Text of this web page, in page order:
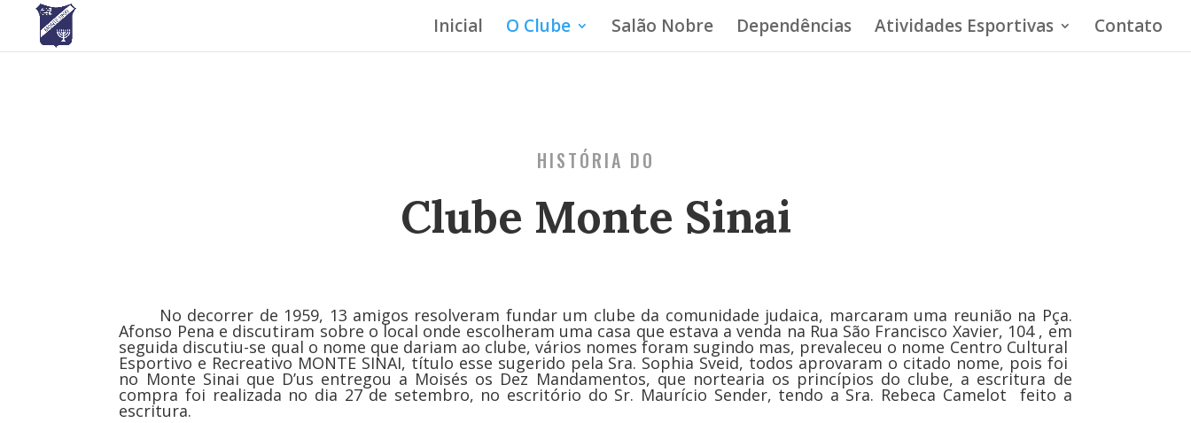
Inicial O Clube Salão Nobre Dependências Atividades Esportivas Contato
HISTÓRIA DO
Clube Monte Sinai
No decorrer de 1959, 13 amigos resolveram fundar um clube da comunidade judaica, marcaram uma reunião na Pça.
Afonso Pena e discutiram sobre o local onde escolheram uma casa que estava a venda na Rua São Francisco Xavier, 104 , em
seguida discutiu-se qual o nome que dariam ao clube, vários nomes foram sugindo mas, prevaleceu o nome Centro Cultural
Esportivo e Recreativo MONTE SINAI, título esse sugerido pela Sra. Sophia Sveid, todos aprovaram o citado nome, pois foi
no Monte Sinai que D’us entregou a Moisés os Dez Mandamentos, que nortearia os princípios do clube, a escritura de
compra foi realizada no dia 27 de setembro, no escritório do Sr. Maurício Sender, tendo a Sra. Rebeca Camelot feito a
escritura.